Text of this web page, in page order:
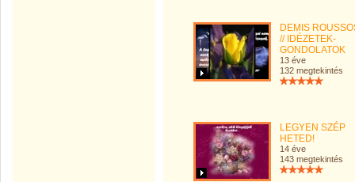
DEMIS
// IDÉZETEK-
GONDOLATOK
13 éve
132 megtekintés
LEGYEN SZÉP
HETED!
14 éve
143 megtekintés